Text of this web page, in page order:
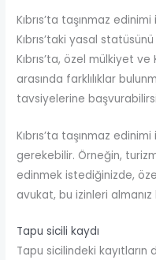
Kıbrıs’ta taşınmaz
Kıbrıs’taki yasal
Kıbrıs’ta, özel mülkiyet
arasında farklılıklar
tavsiyelerine
Kıbrıs’ta taşınmaz
gerekebilir. Örneğin,
edinmek istediğinizde,
avukat, bu izinleri
Tapu sicili kaydı
Tapu sicilindeki kayıtların